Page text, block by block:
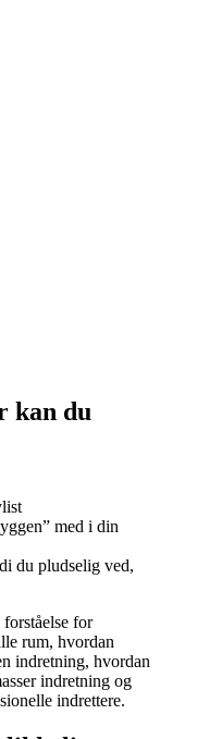
kan du
med i din
du pludselig ved,
for
rum, hvordan
indretning, hvordan
indretning og
indrettere.